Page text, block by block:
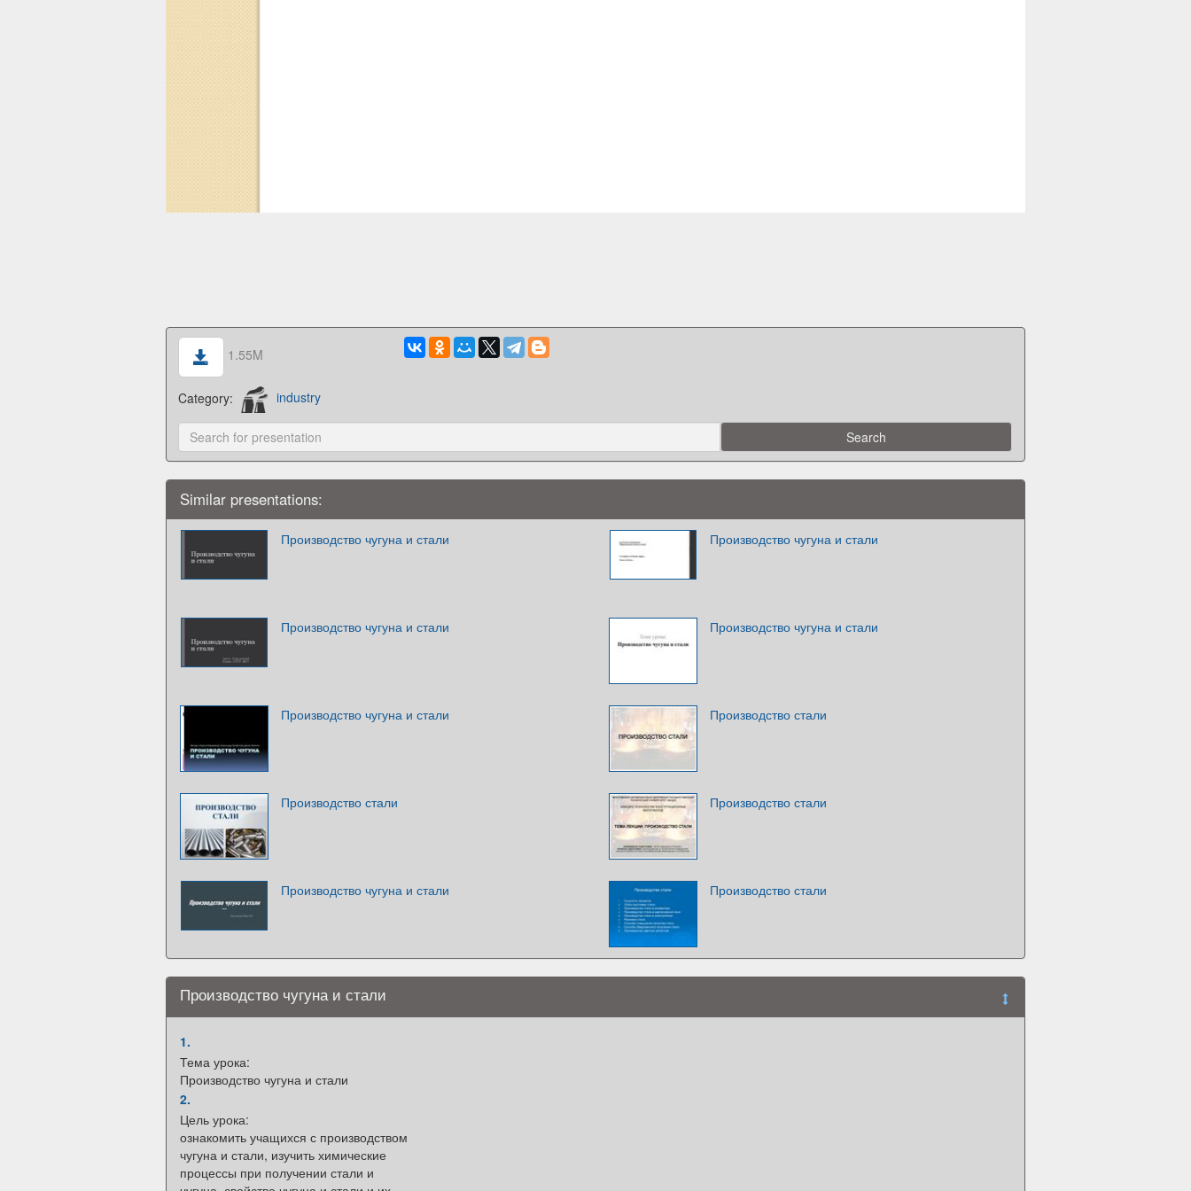
1.55M
Category: industry
Similar presentations:
Производство чугуна и стали Производство чугуна и стали
Производство чугуна и стали Производство чугуна и стали
Производство чугуна и стали Производство стали
Производство стали Производство стали
Производство чугуна и стали Производство стали
Производство чугуна и стали
1.
Тема урока:
Производство чугуна и стали
2.
Цель урока:
ознакомить учащихся с производством
чугуна и стали, изучить химические
процессы при получении стали и